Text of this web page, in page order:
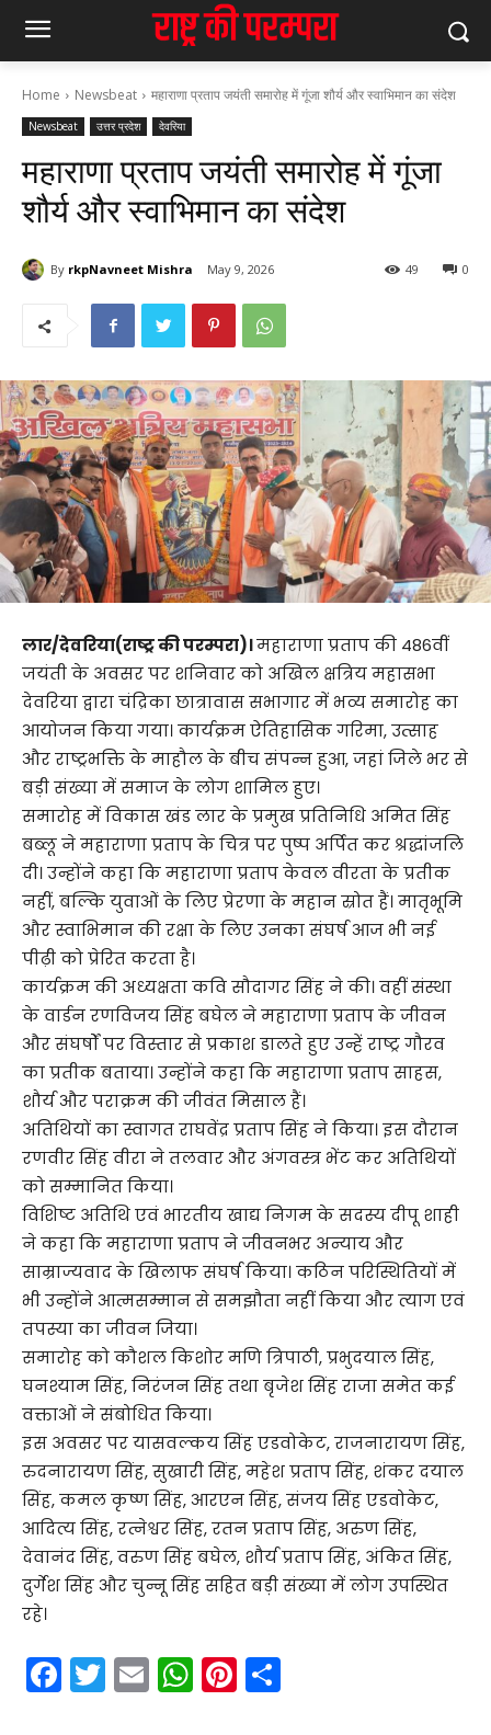
Home Newsbeat महाराणा प्रताप जयंती समारोह में गूंजा शौर्य और स्वाभिमान का संदेश
Newsbeat उत्तर प्रदेश देवरिया
महाराणा प्रताप जयंती समारोह में गूंजा
शौर्य और स्वाभिमान का संदेश
By rkpNavneet Mishra May 9, 2026 0
49
लार/देवरिया(राष्ट्र की परम्परा)।महाराणा प्रताप की 486वीं
जयंती के अवसर पर शनिवार को अखिल क्षत्रिय महासभा
देवरिया द्वारा चंद्रिका छात्रावास सभागार में भव्य समारोह का
आयोजन किया गया। कार्यक्रम ऐतिहासिक गरिमा, उत्साह
और राष्ट्रभक्ति के माहौल के बीच संपन्न हुआ, जहां जिले भर से
बड़ी संख्या में समाज के लोग शामिल हुए।
समारोह में विकास खंड लार के प्रमुख प्रतिनिधि अमित सिंह
बब्लू ने महाराणा प्रताप के चित्र पर पुष्प अर्पित कर श्रद्धांजलि
दी। उन्होंने कहा कि महाराणा प्रताप केवल वीरता के प्रतीक
नहीं, बल्कि युवाओं के लिए प्रेरणा के महान स्रोत हैं। मातृभूमि
और स्वाभिमान की रक्षा के लिए उनका संघर्ष आज भी नई
पीढ़ी को प्रेरित करता है।
कार्यक्रम की अध्यक्षता कवि सौदागर सिंह ने की। वहीं संस्था
के वार्डन रणविजय सिंह बघेल ने महाराणा प्रताप के जीवन
और संघर्षों पर विस्तार से प्रकाश डालते हुए उन्हें राष्ट्र गौरव
का प्रतीक बताया। उन्होंने कहा कि महाराणा प्रताप साहस,
शौर्य और पराक्रम की जीवंत मिसाल हैं।
अतिथियों का स्वागत राघवेंद्र प्रताप सिंह ने किया। इस दौरान
रणवीर सिंह वीरा ने तलवार और अंगवस्त्र भेंट कर अतिथियों
को सम्मानित किया।
विशिष्ट अतिथि एवं भारतीय खाद्य निगम के सदस्य दीपू शाही
ने कहा कि महाराणा प्रताप ने जीवनभर अन्याय और
साम्राज्यवाद के खिलाफ संघर्ष किया। कठिन परिस्थितियों में
भी उन्होंने आत्मसम्मान से समझौता नहीं किया और त्याग एवं
तपस्या का जीवन जिया।
समारोह को कौशल किशोर मणि त्रिपाठी, प्रभुदयाल सिंह,
घनश्याम सिंह, निरंजन सिंह तथा बृजेश सिंह राजा समेत कई
वक्ताओं ने संबोधित किया।
इस अवसर पर यासवल्कय सिंह एडवोकेट, राजनारायण सिंह,
रुदनारायण सिंह, सुखारी सिंह, महेश प्रताप सिंह, शंकर दयाल
सिंह, कमल कृष्ण सिंह, आरएन सिंह, संजय सिंह एडवोकेट,
आदित्य सिंह, रत्नेश्वर सिंह, रतन प्रताप सिंह, अरुण सिंह,
देवानंद सिंह, वरुण सिंह बघेल, शौर्य प्रताप सिंह, अंकित सिंह,
दुर्गेश सिंह और चुन्नू सिंह सहित बड़ी संख्या में लोग उपस्थित
रहे।
F
a
T
w
E
m
W
h
Pi
nt